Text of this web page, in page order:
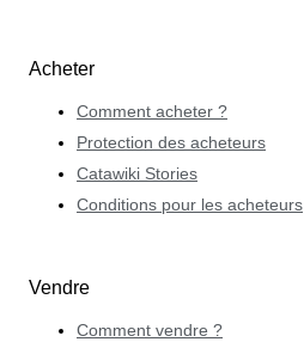
Acheter
Comment acheter ?
Protection des acheteurs
Catawiki Stories
Conditions pour les acheteurs
Vendre
Comment vendre ?